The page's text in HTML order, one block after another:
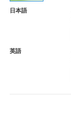
日本語
英語